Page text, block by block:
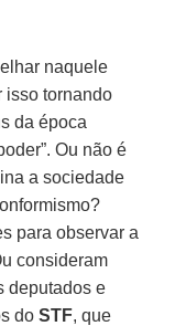
naquele
isso tornando
da época
Ou não é
a sociedade
para observar a
consideram
deputados e
doSTF, que